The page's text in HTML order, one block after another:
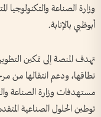
وزارة الصناعة والتكنولوجيا
أبوظبي بالإنابة.
تهدف المنصة إلى تمكين
نطاقها، ودعم انتقالها من
مستهدفات وزارة الصناعة
توطين الحلول الصناعية